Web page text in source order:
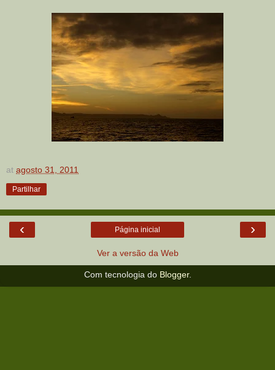
at agosto 31, 2011
Partilhar
‹ ›
Página inicial
Ver a versão da Web
Com tecnologia do Blogger.